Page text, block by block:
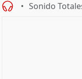
Sonido